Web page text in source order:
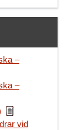
–
–
vid